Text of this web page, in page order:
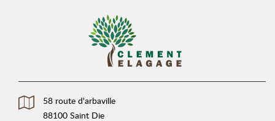
58 route d'arbaville
88100 Saint Die